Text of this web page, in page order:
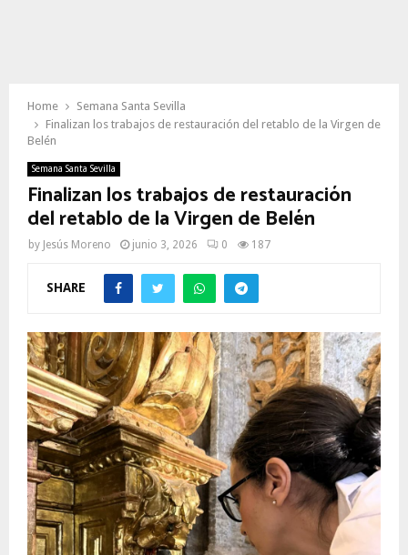
Home
Semana Santa Sevilla
Finalizan los trabajos de restauración del retablo de la Virgen de
Belén
Semana Santa Sevilla
Finalizan los trabajos de restauración
del retablo de la Virgen de Belén
by Jesús Moreno junio 3, 2026 0 187
SHARE